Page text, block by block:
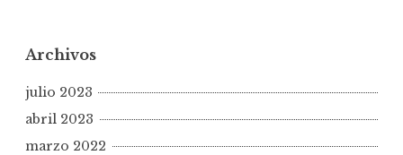
Archivos
julio 2023
abril 2023
marzo 2022